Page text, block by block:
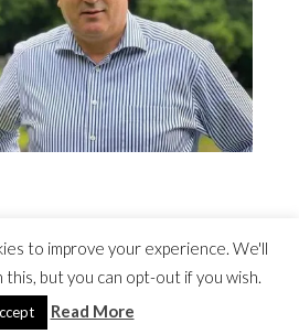
Costel Avram
to improve your experience. We'll
but you can opt-out if you wish.
Read More